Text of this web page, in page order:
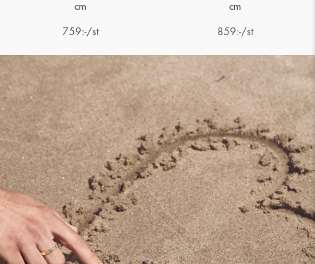
cm
759:-/st
cm
859:-/st